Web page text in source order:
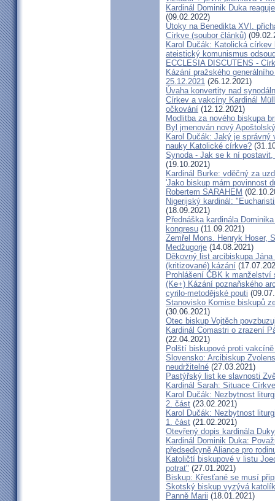
Kardinál Dominik Duka
(09.02.2022)
Útoky na Benedikta XVI.
Církve (soubor článků)
Karol Dučák: Katolická církev
ateistický komunismus
ECCLESIA DISCUTENS -
Kázání pražského
25.12.2021 (26.12.2021)
Úvaha konvertity nad
Církev a vakcíny Kardinál
očkování (12.12.2021)
Modlitba za nového biskupa
Byl jmenován nový
Karol Dučák: Jaký je
nauky Katolické církve?
Synoda - Jak se k ní
(19.10.2021)
Kardinál Burke: vděčný za
'Jako biskup mám povinnost
Robertem SARAHEM
Nigerijský kardinál:
(18.09.2021)
Přednáška kardinála
kongresu (11.09.2021)
Zemřel Mons. Henryk Hoser,
Medžugorje (14.08.2021)
Děkovný list arcibiskupa
(kritizované) kázání
Prohlášení ČBK k manželství
(Ke+) Kázání poznaňského
cyrilo-metodějské pouti
Stanovisko Komise biskupů
(30.06.2021)
Otec biskup Vojtěch
Kardinál Comastri o zrazení
(22.04.2021)
Polští biskupové proti
Slovensko: Arcibiskup
neudržitelné (27.03.2021)
Pastýřský list ke slavnosti
Kardinál Sarah: Situace
Karol Dučák: Nezbytnost
2. část (23.02.2021)
Karol Dučák: Nezbytnost
1. část (21.02.2021)
Otevřený dopis kardinála
Kardinál Dominik Duka:
předsedkyně Aliance pro
Katoličtí biskupové v listu
potrat" (27.01.2021)
Biskup: Křesťané se musí
Skotský biskup vyzývá
Panně Marii (18.01.2021)